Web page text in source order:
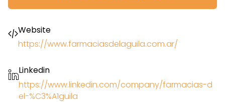
Website
https://www.farmaciasdelaguila.com.ar/
Linkedin
https://www.linkedin.com/company/farmacias-d
el-%C3%A1guila